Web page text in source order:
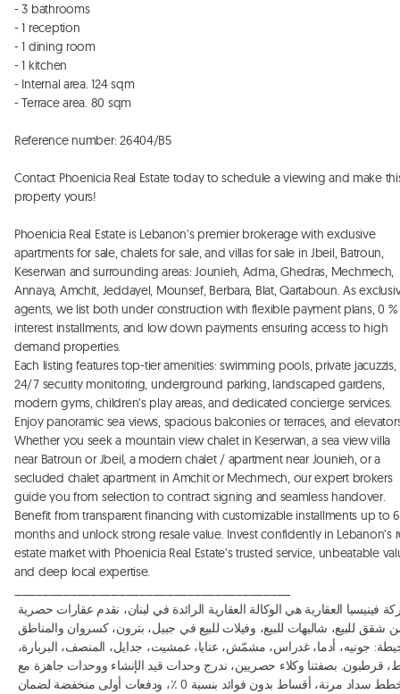
- 3 bathrooms
- 1 reception
- 1 dining room
- 1 kitchen
- Internal area. 124 sqm
- Terrace area. 80 sqm
Reference number: 26404/B5
Contact Phoenicia Real Estate today to schedule a viewing and make
property yours!
Phoenicia Real Estate is Lebanon’s premier brokerage with exclusive
apartments for sale, chalets for sale, and villas for sale in Jbeil, Batroun,
Keserwan and surrounding areas: Jounieh, Adma, Ghedras, Mechmech,
Annaya, Amchit, Jeddayel, Mounsef, Berbara, Blat, Qartaboun. As
agents, we list both under construction with flexible payment plans, 0 %
interest installments, and low down payments ensuring access to high
demand properties.
Each listing features top-tier amenities: swimming pools, private jacuzzis,
24/7 security monitoring, underground parking, landscaped gardens,
modern gyms, children’s play areas, and dedicated concierge services.
Enjoy panoramic sea views, spacious balconies or terraces, and
Whether you seek a mountain view chalet in Keserwan, a sea view villa
near Batroun or Jbeil, a modern chalet / apartment near Jounieh, or a
secluded chalet apartment in Amchit or Mechmech, our expert brokers
guide you from selection to contract signing and seamless handover.
Benefit from transparent financing with customizable installments up to
months and unlock strong resale value. Invest confidently in Lebanon’s
estate market with Phoenicia Real Estate’s trusted service, unbeatable
and deep local expertise.